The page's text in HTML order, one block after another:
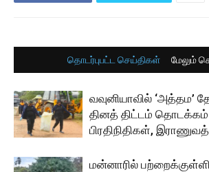
தொடர்புபட்ட செய்திகள் மேலும்
வவுனியாவில் ‘அத்தம’
தினத் திட்டம்
பிரதிநிதிகள்,
மன்னாரில்